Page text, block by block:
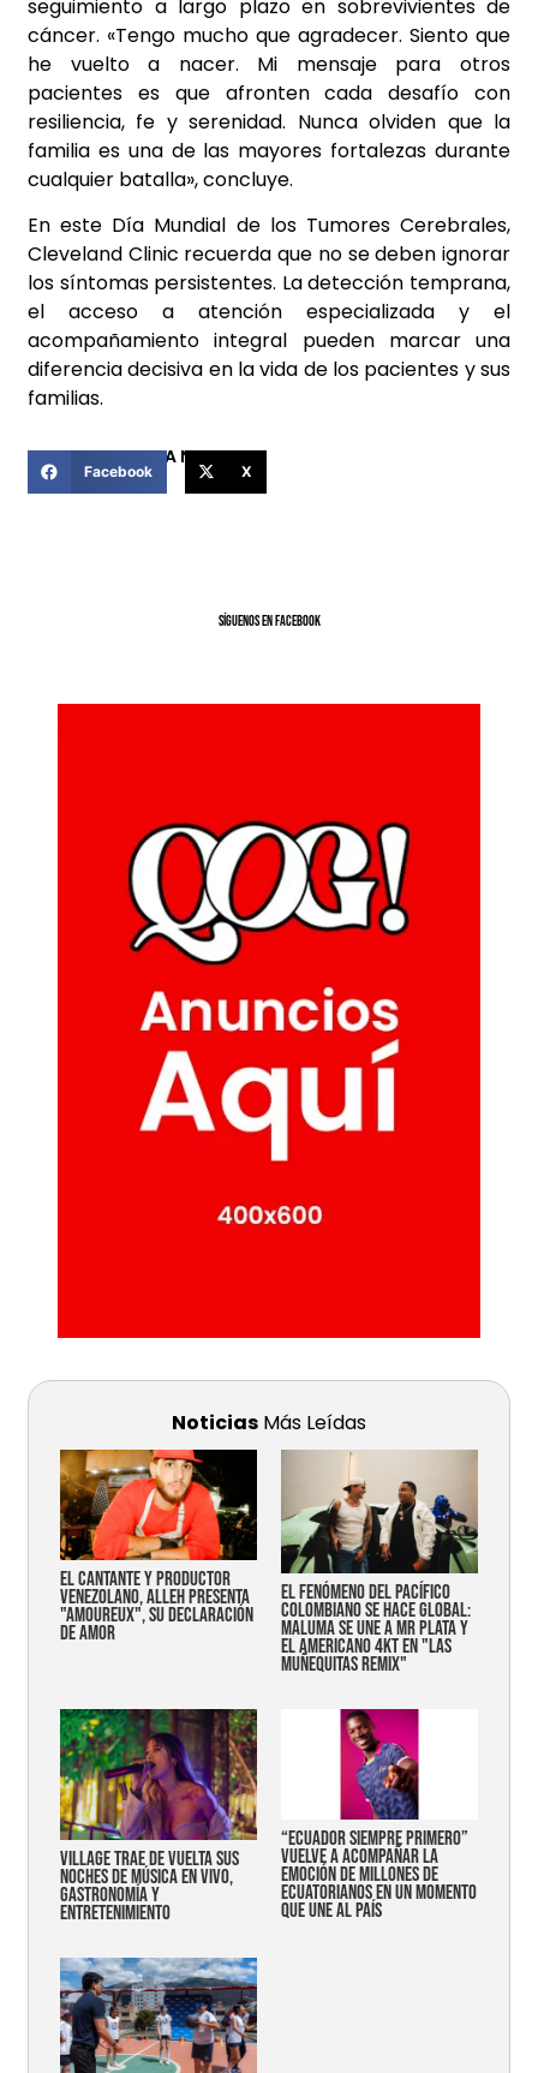
seguimiento a largo plazo en sobrevivientes de
cáncer. «Tengo mucho que agradecer. Siento que
he vuelto a nacer. Mi mensaje para otros
pacientes es que afronten cada desafío con
resiliencia, fe y serenidad. Nunca olviden que la
familia es una de las mayores fortalezas durante
cualquier batalla», concluye.
En este Día Mundial de los Tumores Cerebrales,
Cleveland Clinic recuerda que no se deben ignorar
los síntomas persistentes. La detección temprana,
el acceso a atención especializada y el
acompañamiento integral pueden marcar una
diferencia decisiva en la vida de los pacientes y sus
familias.
COMPARTIR ESTA NOTICIA
Facebook X
SíGUENOS EN FACEBOOK
Noticias Más Leídas
EL CANTANTE Y PRODUCTOR
VENEZOLANO, ALLEH PRESENTA
"AMOUREUX", SU DECLARACIÓN
DE AMOR
EL FENÓMENO DEL PACÍFICO
COLOMBIANO SE HACE GLOBAL:
MALUMA SE UNE A MR PLATA Y
EL AMERICANO 4KT EN "LAS
MUÑEQUITAS REMIX"
Village trae de vuelta sus
noches de música en vivo,
gastronomía y
entretenimiento
“Ecuador siempre primero”
vuelve a acompañar la
emoción de millones de
ecuatorianos en un momento
que une al país